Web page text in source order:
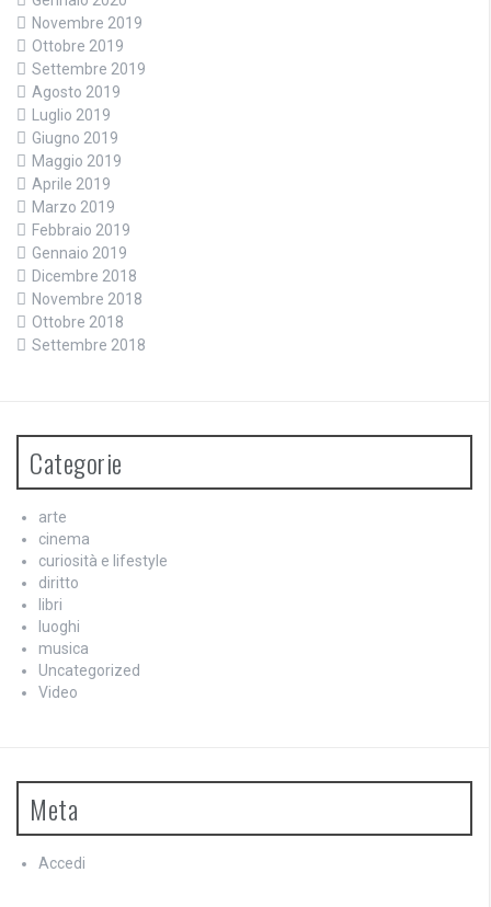
Novembre 2019
Ottobre 2019
Settembre 2019
Agosto 2019
Luglio 2019
Giugno 2019
Maggio 2019
Aprile 2019
Marzo 2019
Febbraio 2019
Gennaio 2019
Dicembre 2018
Novembre 2018
Ottobre 2018
Settembre 2018
Categorie
arte
cinema
curiosità e lifestyle
diritto
libri
luoghi
musica
Uncategorized
Video
Meta
Accedi